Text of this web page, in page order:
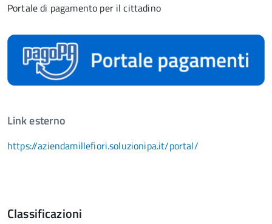
Portale di pagamento per il cittadino
Link esterno
https://aziendamillefiori.soluzionipa.it/portal/
Classificazioni